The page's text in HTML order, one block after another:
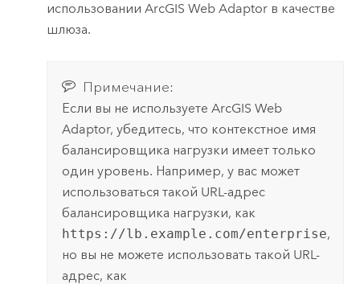
использованииArcGIS Web Adaptor в качестве
шлюза.
Примечание:
Если вы не используете ArcGIS Web
Adaptor, убедитесь, что контекстное имя
балансировщика нагрузки имеет только
один уровень. Например, у вас может
использоваться такой URL-адрес
балансировщика нагрузки, как
https://lb.example.com/enterprise,
но вы не можете использовать такой URL-
адрес, как